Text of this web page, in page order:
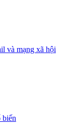
và mạng xã hội
biến